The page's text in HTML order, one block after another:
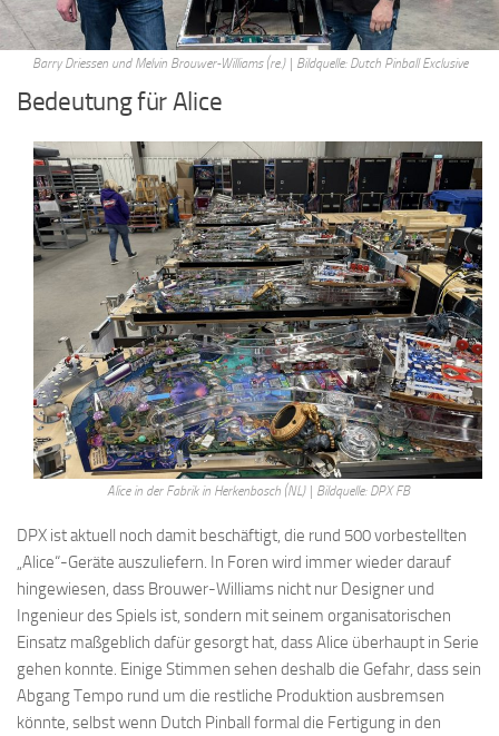
Barry Driessen und Melvin Brouwer-Williams (re.) | Bildquelle: Dutch Pinball Exclusive
Bedeutung für Alice
Alice in der Fabrik in Herkenbosch (NL) | Bildquelle: DPX FB
DPX ist aktuell noch damit beschäftigt, die rund 500 vorbestellten
„Alice“-Geräte auszuliefern. In Foren wird immer wieder darauf
hingewiesen, dass Brouwer-Williams nicht nur Designer und
Ingenieur des Spiels ist, sondern mit seinem organisatorischen
Einsatz maßgeblich dafür gesorgt hat, dass Alice überhaupt in Serie
gehen konnte. Einige Stimmen sehen deshalb die Gefahr, dass sein
Abgang Tempo rund um die restliche Produktion ausbremsen
könnte, selbst wenn Dutch Pinball formal die Fertigung in den